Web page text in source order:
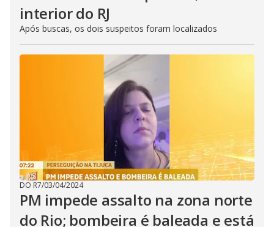
interior do RJ
Após buscas, os dois suspeitos foram localizados
DO R7/03/04/2024
PM impede assalto na zona norte
do Rio; bombeira é baleada e está